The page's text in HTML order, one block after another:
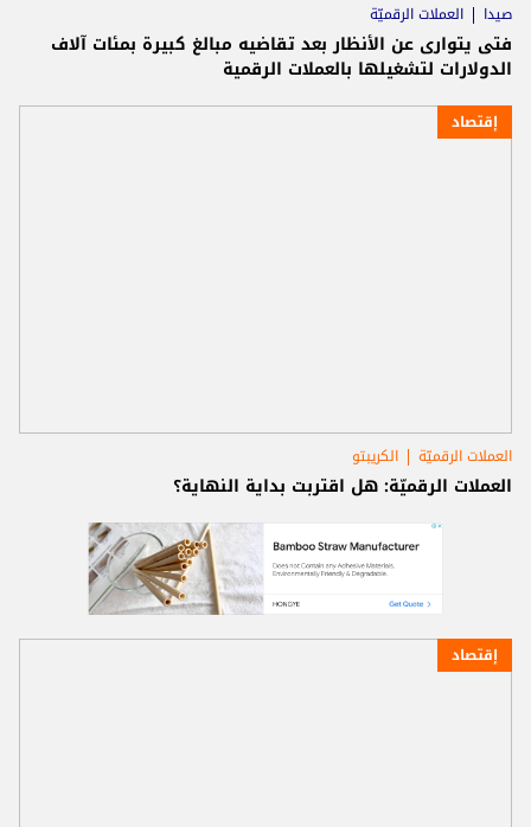
صيدا العملات الرقميّة
فتى يتوارى عن الأنظار بعد تقاضيه مبالغ كبيرة بمئات آلاف
الدولارات لتشغيلها بالعملات الرقمية
إقتصاد
العملات الرقميّة الكريبتو
العملات الرقميّة: هل اقتربت بداية النهاية؟
إقتصاد